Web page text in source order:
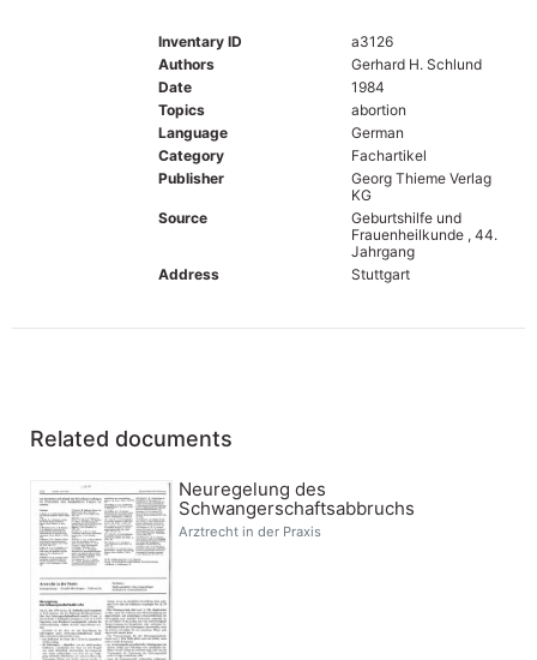
Inventary ID
a3126
Authors
Gerhard H. Schlund
Date
1984
Topics
abortion
Language
German
Category
Fachartikel
Publisher
Georg Thieme Verlag
KG
Source
Geburtshilfe und
Frauenheilkunde , 44.
Jahrgang
Address
Stuttgart
Related documents
Neuregelung des
Schwangerschaftsabbruchs
Arztrecht in der Praxis